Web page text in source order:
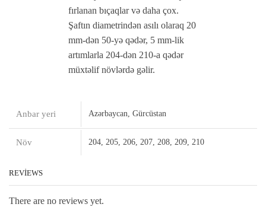
fırlanan bıçaqlar və daha çox.
Şaftın diametrindən asılı olaraq 20
mm-dən 50-yə qədər, 5 mm-lik
artımlarla 204-dən 210-a qədər
müxtəlif növlərdə gəlir.
Anbar yeri Azərbaycan, Gürcüstan
Növ 204, 205, 206, 207, 208, 209, 210
REVIEWS
There are no reviews yet.